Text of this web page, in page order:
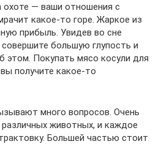
охоте — ваши отношения с
какое-то горе. Жаркое из
прибыль. Увидев во сне
большую глупость и
этом. Покупать мясо косули для
получите какое-то
много вопросов. Очень
животных, и каждое
Большей частью стоит